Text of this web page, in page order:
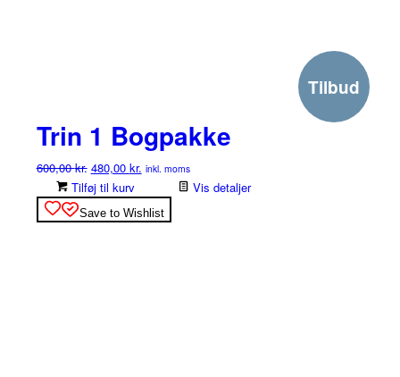
Tilbud
Trin 1 Bogpakke
600,00kr. Den
oprindelige
pris
var:
480,00 kr. Den
aktuelle
pris
er:
inkl. moms
Tilføj til kurv Vis detaljer
Save to Wishlist